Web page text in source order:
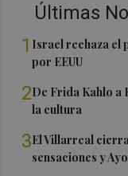
Últimas
1 Israel rechaza el
por EEUU
2De Frida Kahlo a
la cultura
3El Villarreal
sensaciones y